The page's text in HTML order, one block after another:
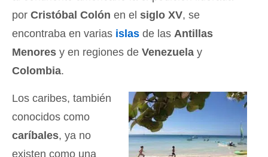
por Cristóbal Colón en el siglo XV, se
encontraba en varias islas de las Antillas
Menores y en regiones de Venezuela y
Colombia.
Los caribes, también
conocidos como
caríbales, ya no
existen como una